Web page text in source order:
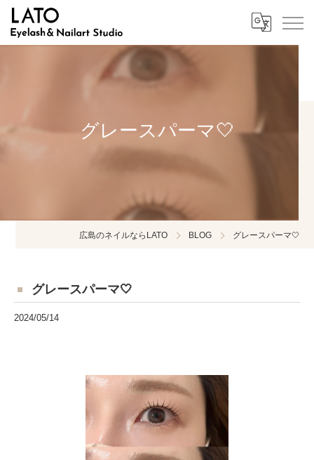
グレースパーマ🤍
広島のネイルならLATO BLOG グレースパーマ🤍
グレースパーマ🤍
2024/05/14